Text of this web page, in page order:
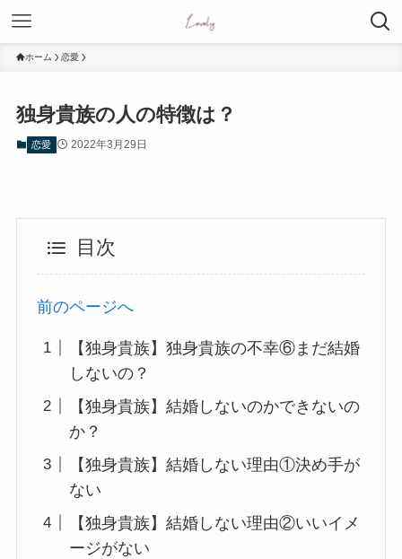
ホーム 恋愛
独身貴族の人の特徴は？
恋愛 2022年3月29日
目次
前のページへ
【独身貴族】独身貴族の不幸⑥まだ結婚
しないの？
【独身貴族】結婚しないのかできないの
か？
【独身貴族】結婚しない理由①決め手が
ない
【独身貴族】結婚しない理由②いいイメ
ージがない